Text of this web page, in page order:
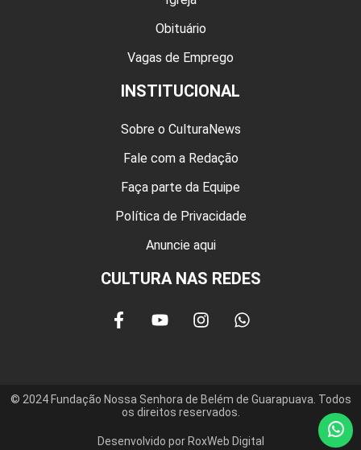
Obituário
Vagas de Emprego
INSTITUCIONAL
Sobre o CulturaNews
Fale com a Redação
Faça parte da Equipe
Política de Privacidade
Anuncie aqui
CULTURA NAS REDES
© 2024 Fundação Nossa Senhora de Belém de Guarapuava. Todos
os direitos reservados.
Desenvolvido por RoxWeb Digital